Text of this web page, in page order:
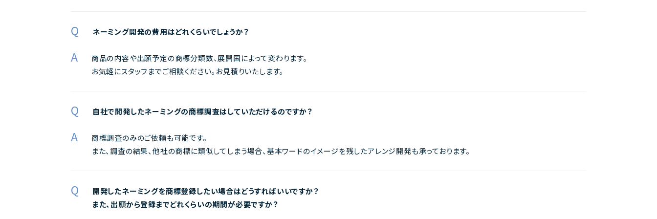
Q ネーミング開発の費用はどれくらいでしょうか？
A
商品の内容や出願予定の商標分類数、展開国によって変わります。
お気軽にスタッフまでご相談ください。お見積りいたします。
Q 自社で開発したネーミングの商標調査はしていただけるのですか？
A
商標調査のみのご依頼も可能です。
また、調査の結果、他社の商標に類似してしまう場合、基本ワードのイメージを残したアレンジ開発も承っております。
Q
開発したネーミングを商標登録したい場合はどうすればいいですか？
また、出願から登録までどれくらいの期間が必要ですか？